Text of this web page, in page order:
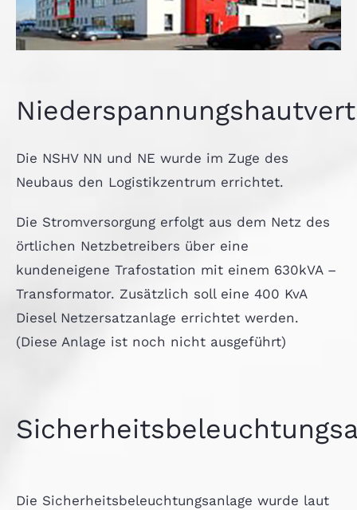
Die NSHV NN und NE wurde im Zuge des
Neubaus den Logistikzentrum errichtet.
Die Stromversorgung erfolgt aus dem Netz des
örtlichen Netzbetreibers über eine
kundeneigene Trafostation mit einem 630kVA –
Transformator. Zusätzlich soll eine 400 KvA
Diesel Netzersatzanlage errichtet werden.
(Diese Anlage ist noch nicht ausgeführt)
Die Sicherheitsbeleuchtungsanlage wurde laut